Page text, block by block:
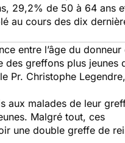
29,2% de 50 à 64 ans
au cours des dix
entre l’âge du donneur
des greffons plus jeunes
Pr. Christophe Legendre,
aux malades de leur
Malgré tout, ces
une double greffe de